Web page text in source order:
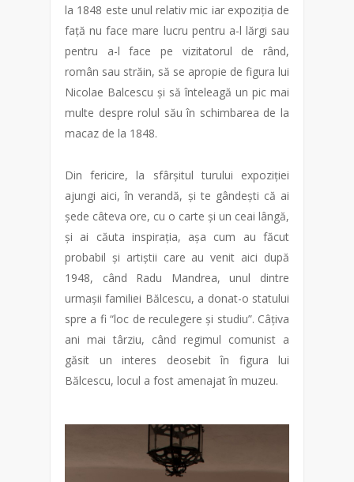
la 1848 este unul relativ mic iar expoziția de
față nu face mare lucru pentru a-l lărgi sau
pentru a-l face pe vizitatorul de rând,
român sau străin, să se apropie de figura lui
Nicolae Balcescu și să înteleagă un pic mai
multe despre rolul său în schimbarea de la
macaz de la 1848.
Din fericire, la sfârșitul turului expoziției
ajungi aici, în verandă, și te gândești că ai
șede câteva ore, cu o carte și un ceai lângă,
și ai căuta inspirația, așa cum au făcut
probabil și artiștii care au venit aici după
1948, când Radu Mandrea, unul dintre
urmașii familiei Bălcescu, a donat-o statului
spre a fi “loc de reculegere și studiu”. Câțiva
ani mai târziu, când regimul comunist a
găsit un interes deosebit în figura lui
Bălcescu, locul a fost amenajat în muzeu.